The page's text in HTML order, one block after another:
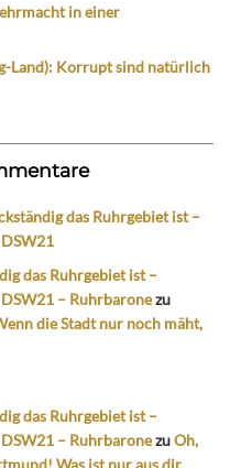
in einer
Land): Korrupt sind natürlich
das Ruhrgebiet ist –
das Ruhrgebiet ist –
– Ruhrbaronezu
die Stadt nur noch mäht,
das Ruhrgebiet ist –
– RuhrbaronezuOh,
Was ist nur aus dir